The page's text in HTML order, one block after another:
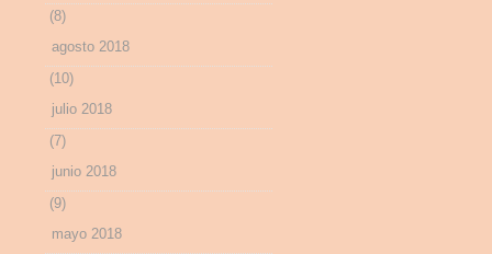
(8)
agosto 2018
(10)
julio 2018
(7)
junio 2018
(9)
mayo 2018